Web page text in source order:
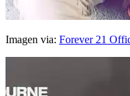
Imagen via: Forever 21